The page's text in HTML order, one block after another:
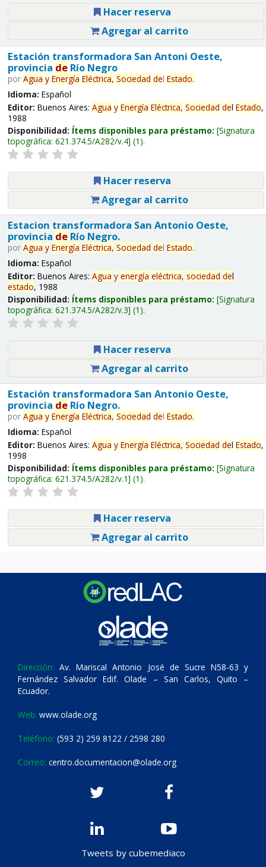
Hacer reserva
Agregar al carrito
Estación transformadora San Antoni Oeste,
provincia deRío Negro
por Agua y Energía Eléctrica, Sociedad del Estado.
Idioma: Español
Editor: Buenos Aires: Agua y Energía Eléctrica, Sociedad del Estado,
1988
Disponibilidad: Ítems disponibles para préstamo: Signatura
topográfica: 621.374.5/A282/v.4 (1).
Hacer reserva
Agregar al carrito
Estacion transformadora San Antonio Oeste,
provincia deRío Negro.
por Agua y Energía Eléctrica, Sociedad del Estado.
Idioma: Español
Editor: Buenos Aires: Agua y energía eléctrica, sociedad del
estado, 1988
Disponibilidad: Ítems disponibles para préstamo: Signatura
topográfica: 621.374.5/A282/v.3 (1).
Hacer reserva
Agregar al carrito
Estación transformadora San Antonio Oeste,
provincia deRío Negro.
por Agua y Energía Eléctrica, Sociedad del Estado.
Idioma: Español
Editor: Buenos Aires: Agua y Energía Eléctrica, Sociedad del Estado,
1998
Disponibilidad: Ítems disponibles para préstamo: Signatura
topográfica: 621.374.5/A282/v.1 (1).
Hacer reserva
Agregar al carrito
Dirección: Av. Mariscal Antonio José de Sucre N58-63 y
Fernández Salvador Edif. Olade – San Carlos, Quito –
Ecuador.
Web: www.olade.org
Teléfono: (593 2) 259 8122 / 2598 280
Correo: centro.documentacion@olade.org
Tweets by cubemediaco